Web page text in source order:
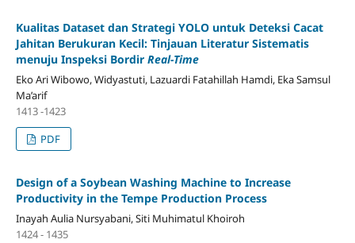
Kualitas Dataset dan Strategi YOLO untuk Deteksi Cacat
Jahitan Berukuran Kecil: Tinjauan Literatur Sistematis
menuju Inspeksi Bordir Real-Time
Eko Ari Wibowo, Widyastuti, Lazuardi Fatahillah Hamdi, Eka Samsul
Ma’arif
1413 -1423
PDF
Design of a Soybean Washing Machine to Increase
Productivity in the Tempe Production Process
Inayah Aulia Nursyabani, Siti Muhimatul Khoiroh
1424 - 1435